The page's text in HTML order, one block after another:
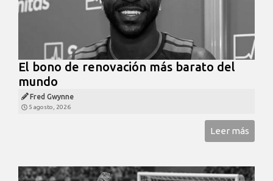
El bono de renovación más barato del
mundo
Fred Gwynne
5 agosto, 2026
Leer más